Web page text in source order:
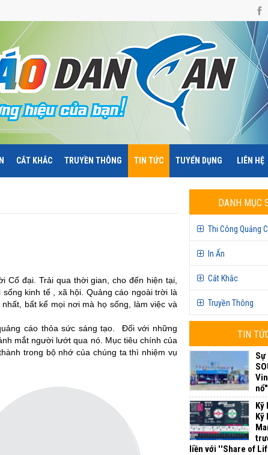
CẮT KHẮC TRUYỀN THÔNG TIN TỨC TUYỂN DỤNG LIÊN HỆ
đại. Trải qua thời gian, cho đến hiện tại,
kinh tế , xã hội. Quảng cáo ngoài trời là
bất kể mọi nơi mà họ sống, làm việc và
cáo thỏa sức sáng tạo. Đối với những
mắt người lướt qua nó. Mục tiêu chính của
trong bộ nhớ của chúng ta thì nhiệm vụ
DANH MỤC
Thi Công Quảng
In Ấn
Cắt Khắc
Truyền Thông
TIN
Sự
nổ"
Kỹ
Kỹ
liền với ''Share of